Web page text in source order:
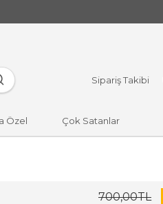
Sipariş Takibi
Özel Çok Satanlar
700,00TL